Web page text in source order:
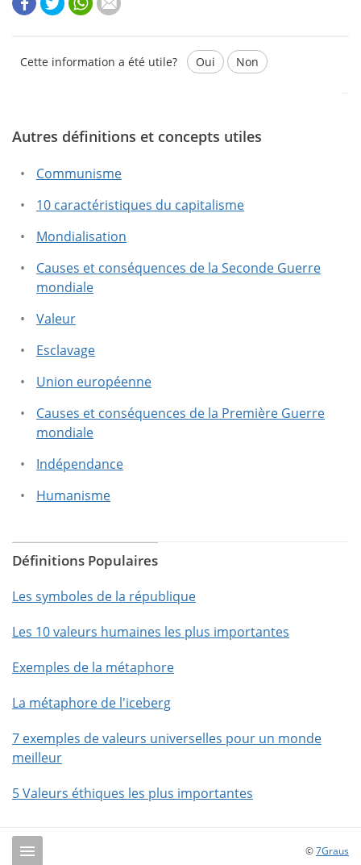
Cette information a été utile? Oui Non
Ce texte contient des informations erronées.
cherchez.
Autres définitions et concepts utiles
Communisme
10 caractéristiques du capitalisme
Mondialisation
Causes et conséquences de la Seconde Guerre
mondiale
Valeur
Esclavage
Union européenne
Causes et conséquences de la Première Guerre
mondiale
Indépendance
Humanisme
Définitions Populaires
Les symboles de la république
Les 10 valeurs humaines les plus importantes
Exemples de la métaphore
La métaphore de l'iceberg
7 exemples de valeurs universelles pour un monde
meilleur
5 Valeurs éthiques les plus importantes
©7Graus